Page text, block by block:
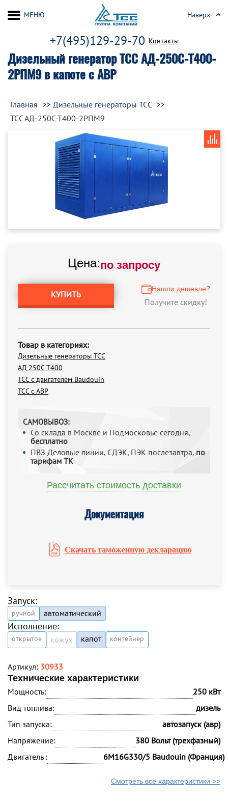
Дизельный генератор ТСС АД-250С-Т400-
2РПМ9 в капоте с АВР
+7(495)129-29-70 Контакты
МЕНЮ Наверх
Главная
Дизельные генераторы ТСС
ТСС АД-250С-Т400-2РПМ9
Цена:по запросу
КУПИТЬ
Нашли дешевле?
Получите скидку!
Товар в категориях:
Дизельные генераторы ТСС
АД 250С Т400
ТСС с двигателем Baudouin
ТСС с АВР
САМОВЫВОЗ:
Со склада в Москве и Подмосковье сегодня,
бесплатно
ПВЗ Деловые линии, СДЭК, ПЭК послезавтра, по
тарифам ТК
Рассчитать стоимость доставки
Документация
Скачать таможенную декларацию
Запуск:
ручной автоматический
Исполнение:
открытое кожух капот контейнер
Артикул: 30933
Технические характеристики
Мощность:
250 кВт
Вид топлива:
дизель
Тип запуска:
автозапуск (авр)
Напряжение:
380 Вольт (трехфазный)
Двигатель :
6M16G330/5 Baudouin (Франция)
Смотреть все характеристики >>